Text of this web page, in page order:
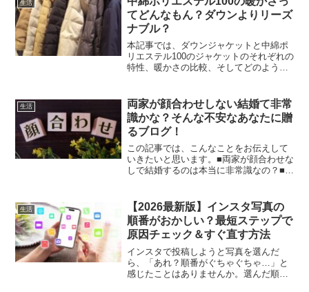
キッチンでもアウトドアで...
生活
てどんなもん？ダウンよりリーズ
ナブル？
本記事では、ダウンジャケットと中綿ポ
リエステル100のジャケットのそれぞれの
特性、暖かさの比較、そしてどのように
ている方は、是非参考にしてみてくださ
いね。寒い季節の通勤...
生活
両家が顔合わせしない結婚て非常
識かな？そんな不安なあなたに贈
るブログ！
この記事では、こんなことをお伝えして
いきたいと思います。■両家が顔合わせな
しで結婚するのは本当に非常識なの？■顔
合の他の方法は？
生活
【2026最新版】インスタ写真の
順番がおかしい？最短ステップで
原因チェック＆すぐ直す方法
インスタで投稿しようと写真を選んだ
ら、「あれ？順番がぐちゃぐちゃ…」と
感じたことはありませんか。選んだ順に